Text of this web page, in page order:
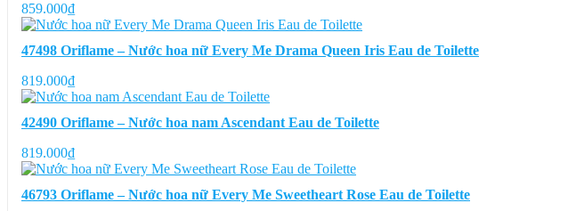
859.000₫
47498 Oriflame – Nước hoa nữ Every Me Drama Queen Iris Eau de Toilette
819.000₫
42490 Oriflame – Nước hoa nam Ascendant Eau de Toilette
819.000₫
46793 Oriflame – Nước hoa nữ Every Me Sweetheart Rose Eau de Toilette